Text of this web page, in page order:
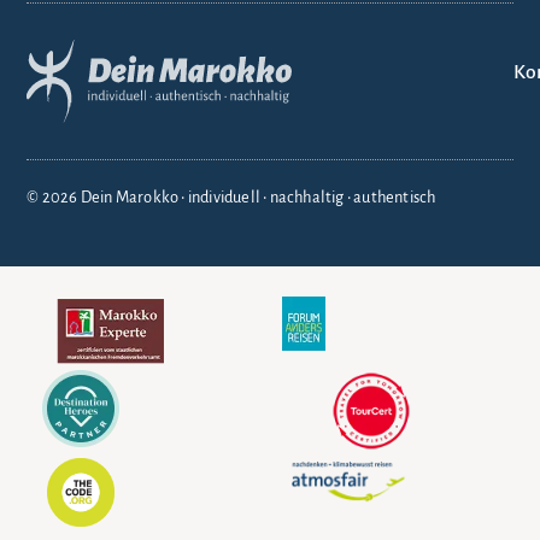
© 2026 Dein Marokko • individuell • nachhaltig • authentisch